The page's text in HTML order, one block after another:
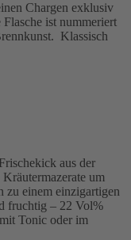
Chargen exklusiv
ist nummeriert
Klassisch
aus der
um
zu einem einzigartigen
fruchtig – 22 Vol%
Tonic oder im